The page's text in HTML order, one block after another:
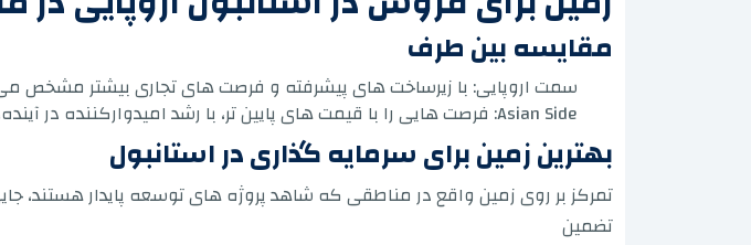
مقایسه بین طرف
سمت اروپایی: با زیرساخت های پیشرفته و فرصت های تجاری بیشتر مشخص
Asian Side: فرصت هایی را با قیمت های پایین تر، با رشد امیدوارکننده در آینده، به ویژه در محله های جدید و آرام ارائه می دهد.
بهترین زمین برای سرمایه گذاری در استانبول
تمرکز بر روی زمین واقع در مناطقی که شاهد پروژه های توسعه پایدار هستند،
تضمین